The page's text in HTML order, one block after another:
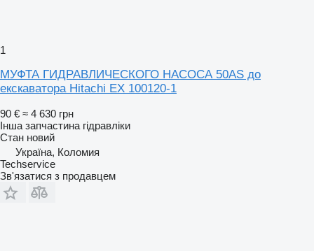
1
МУФТА ГИДРАВЛИЧЕСКОГО НАСОСА 50AS до
екскаватора Hitachi EX 100120-1
90 € ≈ 4 630 грн
Інша запчастина гідравліки
Стан новий
Україна, Коломия
Techservice
Зв'язатися з продавцем